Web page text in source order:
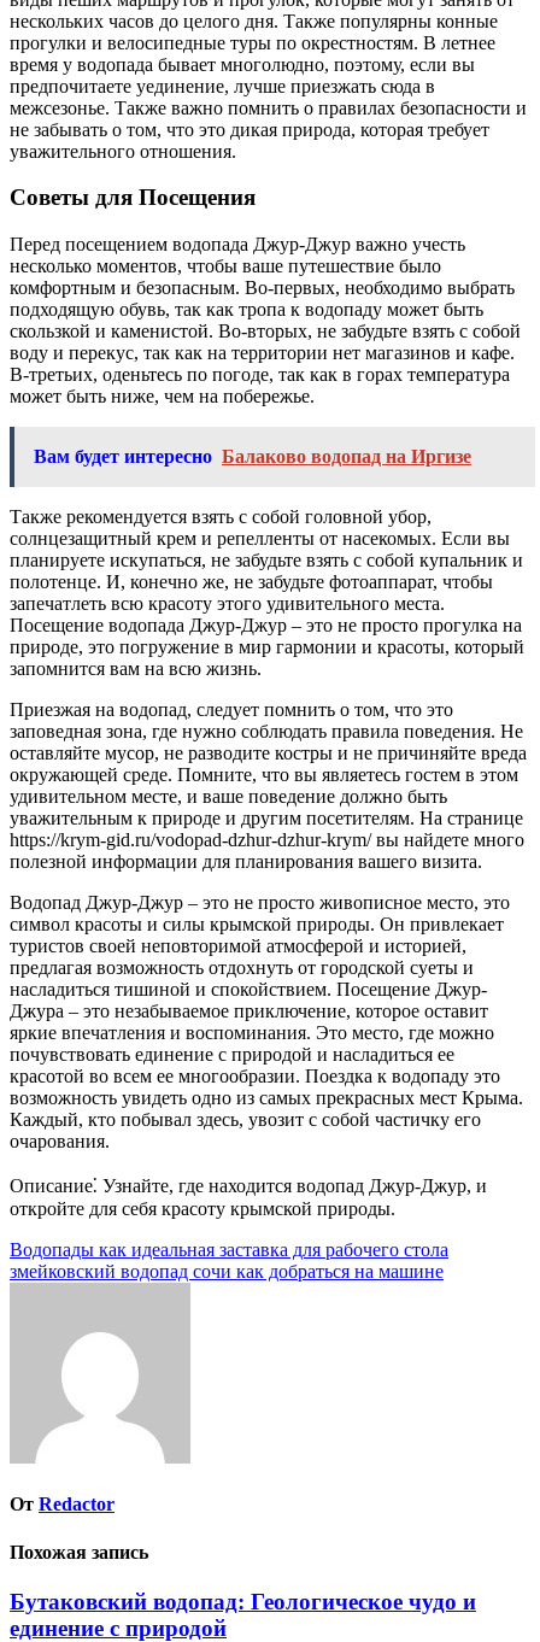
нескольких часов до целого дня. Также популярны конные
прогулки и велосипедные туры по окрестностям. В летнее
время у водопада бывает многолюдно, поэтому, если вы
предпочитаете уединение, лучше приезжать сюда в
межсезонье. Также важно помнить о правилах безопасности и
не забывать о том, что это дикая природа, которая требует
уважительного отношения.
Советы для Посещения
Перед посещением водопада Джур-Джур важно учесть
несколько моментов, чтобы ваше путешествие было
комфортным и безопасным. Во-первых, необходимо выбрать
подходящую обувь, так как тропа к водопаду может быть
скользкой и каменистой. Во-вторых, не забудьте взять с собой
воду и перекус, так как на территории нет магазинов и кафе.
В-третьих, оденьтесь по погоде, так как в горах температура
может быть ниже, чем на побережье.
Вам будет интересно Балаково водопад на Иргизе
Также рекомендуется взять с собой головной убор,
солнцезащитный крем и репелленты от насекомых. Если вы
планируете искупаться, не забудьте взять с собой купальник и
полотенце. И, конечно же, не забудьте фотоаппарат, чтобы
запечатлеть всю красоту этого удивительного места.
Посещение водопада Джур-Джур – это не просто прогулка на
природе, это погружение в мир гармонии и красоты, который
запомнится вам на всю жизнь.
Приезжая на водопад, следует помнить о том, что это
заповедная зона, где нужно соблюдать правила поведения. Не
оставляйте мусор, не разводите костры и не причиняйте вреда
окружающей среде. Помните, что вы являетесь гостем в этом
удивительном месте, и ваше поведение должно быть
уважительным к природе и другим посетителям. На странице
https://krym-gid.ru/vodopad-dzhur-dzhur-krym/ вы найдете много
полезной информации для планирования вашего визита.
Водопад Джур-Джур – это не просто живописное место, это
символ красоты и силы крымской природы. Он привлекает
туристов своей неповторимой атмосферой и историей,
предлагая возможность отдохнуть от городской суеты и
насладиться тишиной и спокойствием. Посещение Джур-
Джура – это незабываемое приключение, которое оставит
яркие впечатления и воспоминания. Это место, где можно
почувствовать единение с природой и насладиться ее
красотой во всем ее многообразии. Поездка к водопаду это
возможность увидеть одно из самых прекрасных мест Крыма.
Каждый, кто побывал здесь, увозит с собой частичку его
очарования.
Описание⁚ Узнайте, где находится водопад Джур-Джур, и
откройте для себя красоту крымской природы.
Навигация
по
Водопады как идеальная заставка для рабочего стола
змейковский водопад сочи как добраться на машине
От Redactor
Похожая запись
Бутаковский водопад: Геологическое чудо и
единение с природой